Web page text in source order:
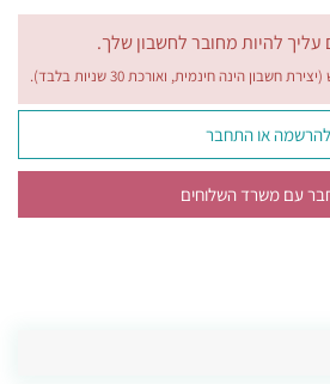
להיות מחובר לחשבון שלך.
הינה חינמית, ואורכת 30 שניות בלבד).
להרשמה או התחבר
עם משרד השלוחים